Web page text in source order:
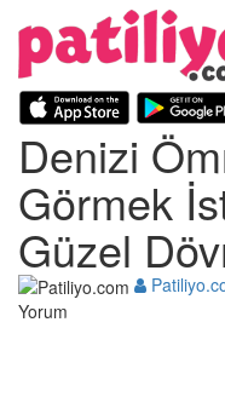
Denizi
Görmek
Güzel
Yorum